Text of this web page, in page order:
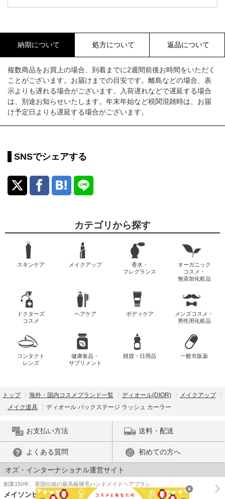
納期について 処方について 返品について
複数商品をお買上の場合、到着までに2週間前後お時間をいただく
ことがございます。お届けまでの目安です。離島などの場合、表
示よりも遅れる場合がございます。入荷遅れなどで遅延する場合
は、別途お知らせいたします。年末年始など税関混雑時は、お届
け予定日よりも遅延する場合がございます。
SNSでシェアする
カテゴリから探す
スキンケア メイクアップ
香水・
フレグランス
オーガニック
コスメ・
無添加化粧品
ドクターズ
コスメ
ヘアケア ボディケア
メンズコスメ・
男性用化粧品
コンタクト
レンズ
健康食品・
サプリメント
雑貨・日用品 一般市販薬
トップ 海外・国内コスメブランド一覧 ディオール(DIOR)
メイクアップ
メイク道具
ディオール バックステージ ラッシュ カーラー
お支払い方法 送料・配送
よくある質問 初めての方へ
オズ・インターナショナル運営サイト
創業150年、英国伝統の最高級猪毛ハンドメイドヘアブラシ
メイソンピアソン